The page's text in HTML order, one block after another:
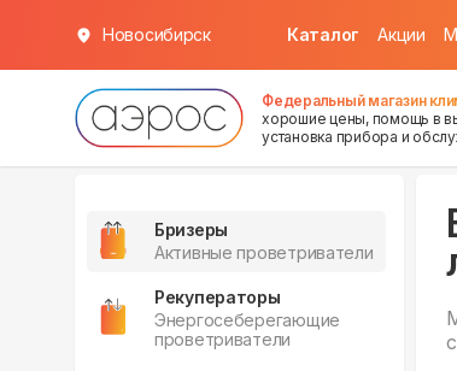
Новосибирск Каталог Акции
Федеральный магазин
хорошие цены, помощь в
установка прибора и
Бризеры
Активные проветриватели
Рекуператоры
Энергосеберегающие
проветриватели